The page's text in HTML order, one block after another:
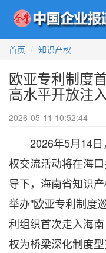
首页
知识产权
欧亚专利制度
高水平开放注
2026-05-11 10:52:44
2026年5月14日
权交流活动将在海
导下，海南省知识
举办"欧亚专利制度
利组织首次走入海
权为桥梁深化制度型